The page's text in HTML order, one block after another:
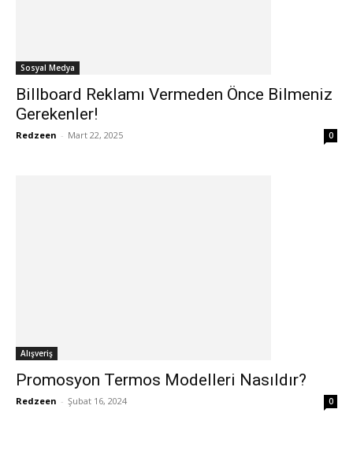
Sosyal Medya
Billboard Reklamı Vermeden Önce Bilmeniz
Gerekenler!
Redzeen - Mart 22, 2025 0
Alışveriş
Promosyon Termos Modelleri Nasıldır?
Redzeen - Şubat 16, 2024 0